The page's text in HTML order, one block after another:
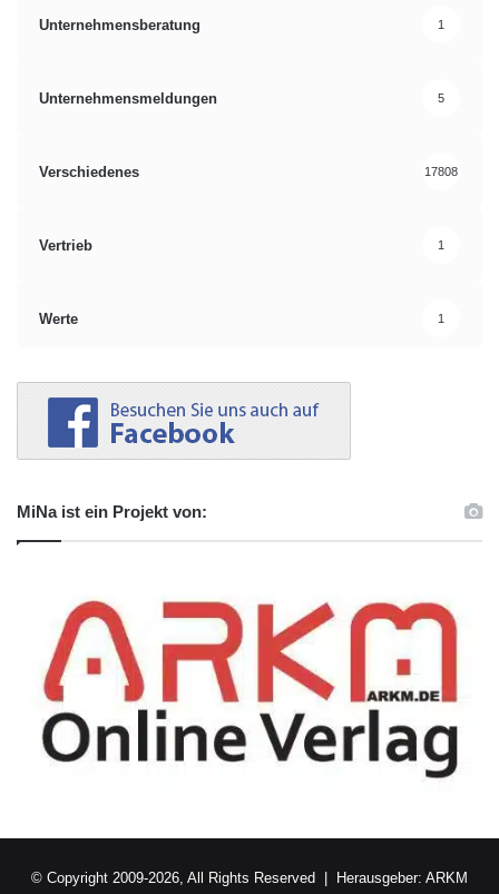
Unternehmensberatung 1
Unternehmensmeldungen 5
Verschiedenes 17808
Vertrieb 1
Werte 1
MiNa ist ein Projekt von:
© Copyright 2009-2026, All Rights Reserved | Herausgeber: ARKM